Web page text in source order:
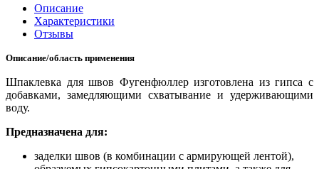
Описание
Характеристики
Отзывы
Описание/область применения
Шпаклевка для швов Фугенфюллер изготовлена из гипса с
добавками, замедляющими схватывание и удерживающими
воду.
Предназначена для:
заделки швов (в комбинации с армирующей лентой),